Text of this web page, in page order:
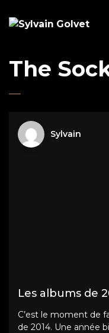
The
Sylvain
Les albums de
C’est le moment de
de 2014. Une année